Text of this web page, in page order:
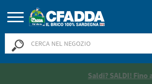
Saldi? SALDI! Fino al -50% >>